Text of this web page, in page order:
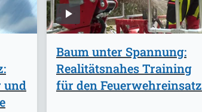
und
Baum unter Spannung:
Realitätsnahes Training
für den Feuerwehreinsatz